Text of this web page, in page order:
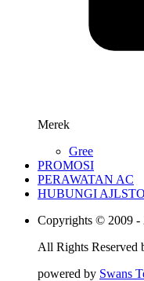
Merek
Gree
PROMOSI
PERAWATAN AC
HUBUNGI
Copyrights © 2009 -
All Rights Reserved
powered by Swans